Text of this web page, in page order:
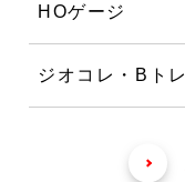
HOゲージ
ジオコレ・Bトレ